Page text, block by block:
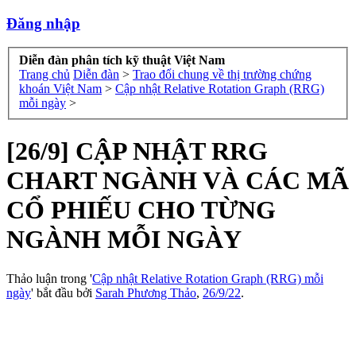
Đăng nhập
Diễn đàn phân tích kỹ thuật Việt Nam
Trang chủ Diễn đàn > Trao đổi chung về thị trường chứng
khoán Việt Nam > Cập nhật Relative Rotation Graph (RRG)
mỗi ngày >
[26/9] CẬP NHẬT RRG
CHART NGÀNH VÀ CÁC MÃ
CỔ PHIẾU CHO TỪNG
NGÀNH MỖI NGÀY
Thảo luận trong 'Cập nhật Relative Rotation Graph (RRG) mỗi
ngày' bắt đầu bởi Sarah Phương Thảo, 26/9/22.